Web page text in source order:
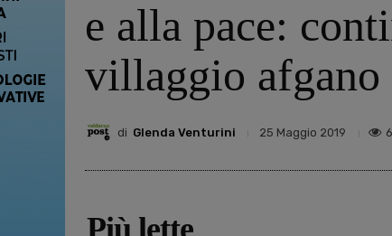
e alla pace:
villaggio afgano
di Glenda Venturini 25 Maggio 2019